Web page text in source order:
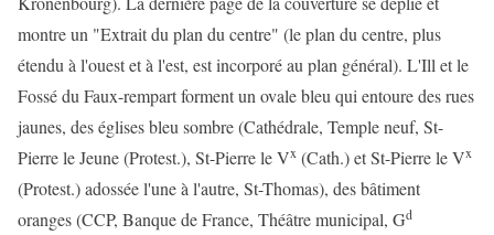
montre un "Extrait du plan du centre" (le plan du centre, plus
étendu à l'ouest et à l'est, est incorporé au plan général). L'Ill et le
Fossé du Faux-rempart forment un ovale bleu qui entoure des rues
jaunes, des églises bleu sombre (Cathédrale, Temple neuf, St-
Pierre le Jeune (Protest.), St-Pierre le Vx (Cath.) et St-Pierre le Vx
(Protest.) adossée l'une à l'autre, St-Thomas), des bâtiment
oranges (CCP, Banque de France, Théâtre municipal, Gd